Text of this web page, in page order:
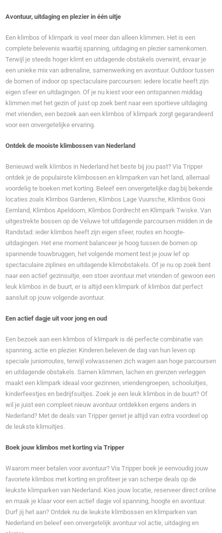
Avontuur, uitdaging en plezier in één uitje
Een klimbos of klimpark is veel meer dan alleen klimmen. Het is een
complete belevenis waarbij spanning, uitdaging en plezier samenkomen.
Terwijl je steeds hoger klimt en uitdagende obstakels overwint, ervaar je
een unieke mix van adrenaline, samenwerking en avontuur. Outdoor tussen
de bomen of indoor op spectaculaire parcoursen: iedere locatie heeft zijn
eigen sfeer en uitdagingen. Of je nu kiest voor een ontspannen middag
klimmen met het gezin of juist op zoek bent naar een sportieve uitdaging
met vrienden, een bezoek aan een klimbos of klimpark zorgt gegarandeerd
voor een onvergetelijke ervaring.
Ontdek de mooiste klimbossen van Nederland
Benieuwd welk klimbos in Nederland het beste bij jou past? Via Tripper
ontdek je de populairste klimbossen en klimparken van het land, allemaal
voordelig te boeken met korting. Beleef een onvergetelijke dag bij bekende
locaties zoals Klimbos Garderen, Klimbos Lage Vuursche, Klimbos Gooi
Eemland, Klimbos Apeldoorn, Klimbos Dordrecht en Klimpark Twiske. Van
uitgestrekte bossen op de Veluwe tot uitdagende parcoursen midden in de
Randstad: ieder klimbos heeft zijn eigen sfeer, routes en hoogte-
uitdagingen. Het ene moment balanceer je hoog tussen de bomen op
spannende touwbruggen, het volgende moment test je jouw lef op
spectaculaire ziplines en uitdagende klimobstakels. Of je nu op zoek bent
naar een actief gezinsuitje, een stoer avontuur met vrienden of gewoon een
leuk klimbos in de buurt, er is altijd een klimpark of klimbos dat perfect
aansluit op jouw volgende avontuur.
Een actief dagje uit voor jong en oud
Een bezoek aan een klimbos of klimpark is dé perfecte combinatie van
spanning, actie en plezier. Kinderen beleven de dag van hun leven op
speciale juniorroutes, terwijl volwassenen zich wagen aan hoge parcoursen
en uitdagende obstakels. Samen klimmen, lachen en grenzen verleggen
maakt een klimpark ideaal voor gezinnen, vriendengroepen, schooluitjes,
kinderfeestjes en bedrijfsuitjes. Zoek je een leuk klimbos in de buurt? Of
wil je juist een compleet nieuw avontuur ontdekken ergens anders in
Nederland? Met de deals van Tripper geniet je altijd van extra voordeel op
de leukste klimuitjes.
Boek jouw klimbos met korting via Tripper
Waarom meer betalen voor avontuur? Via Tripper boek je eenvoudig jouw
favoriete klimbos met korting en profiteer je van scherpe deals op de
leukste klimparken van Nederland. Kies jouw locatie, reserveer direct online
en maak je klaar voor een actief dagje vol spanning, hoogte en avontuur.
Durf jij het aan? Ontdek nu de leukste klimbossen en klimparken van
Nederland en beleef een onvergetelijk avontuur vol actie, uitdaging en